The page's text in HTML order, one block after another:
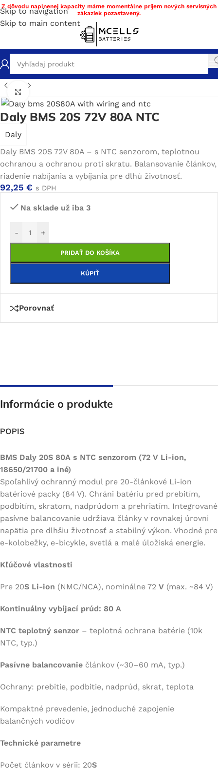
Skip to navigation
Skip to main content
Z dôvodu naplnenej kapacity máme momentálne príjem nových servisných
zákaziek pozastavený.
/Stavba a servis batérie DIY materiál/BMS/BMS Li-ion
Daly BMS 20S 72V 80A NTC
Daly
Daly BMS 20S 72V 80A – s NTC senzorom, teplotnou
ochranou a ochranou proti skratu. Balansovanie článkov,
riadenie nabíjania a vybíjania pre dlhú životnosť.
92,25 € s DPH
Na sklade už iba 3
- +
PRIDAŤ DO KOŠÍKA
KÚPIŤ
Porovnať
Informácie o produkte
POPIS
BMS Daly 20S 80A s NTC senzorom (72 V Li-ion,
18650/21700 a iné)
Spoľahlivý ochranný modul pre 20-článkové Li-ion
batériové packy (84 V). Chráni batériu pred prebitím,
podbitím, skratom, nadprúdom a prehriatím. Integrované
pasívne balancovanie udržiava články v rovnakej úrovni
napätia pre dlhšiu životnosť a stabilný výkon. Vhodné pre
e-kolobežky, e-bicykle, svetlá a malé úložiská energie.
Kľúčové vlastnosti
Pre 20S Li-ion (NMC/NCA), nominálne 72 V (max. ~84 V)
Kontinuálny vybíjací prúd: 80 A
NTC teplotný senzor – teplotná ochrana batérie (10k
NTC, typ.)
Pasívne balancovanie článkov (~30–60 mA, typ.)
Ochrany: prebitie, podbitie, nadprúd, skrat, teplota
Kompaktné prevedenie, jednoduché zapojenie
balančných vodičov
Technické parametre
Počet článkov v sérii: 20S